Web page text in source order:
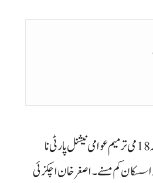
کوئٹہ (آن لائن) عوامی نیشنل پارٹی نا صوبائی صدر و پارلیمانی لیڈر اصغر خان اچکزئی پارینے کہ 18می ترمیم عوامی نیشنل پارٹی نا
اسسکان کم مسنے۔ اصغر خان اچکزئی